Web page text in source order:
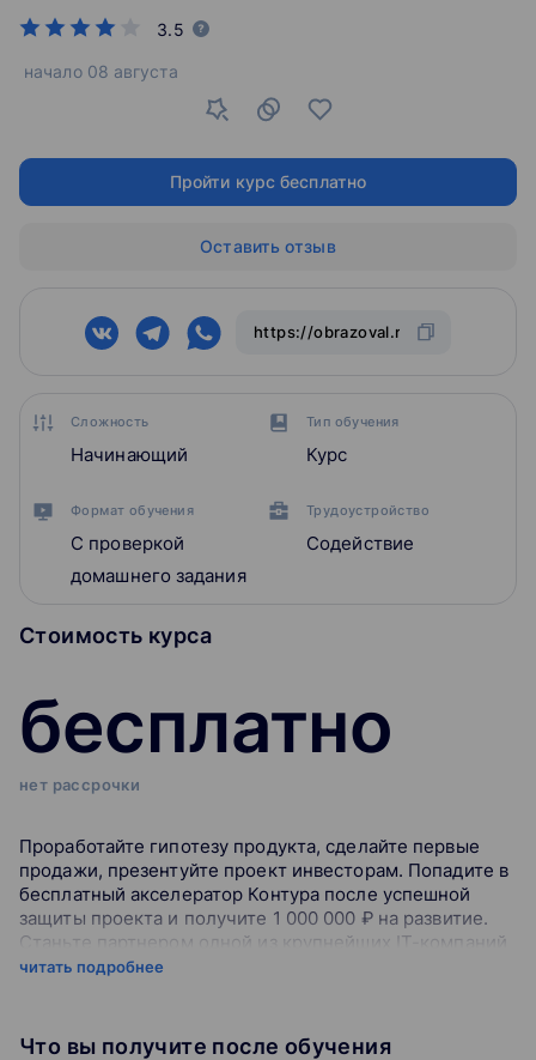
Сложность
Начинающий
Тип обучения
Курс
Формат обучения
С проверкой
домашнего задания
Трудоустройство
Содействие
Стоимость курса
бесплатно
нет рассрочки
Проработайте гипотезу продукта, сделайте первые
продажи, презентуйте проект инвесторам. Попадите в
бесплатный акселератор Контура после успешной
защиты проекта и получите 1 000 000 ₽ на развитие.
Станьте партнером одной из крупнейших IT-компаний
России!
читать подробнее
Что вы получите после обучения
3.5
начало 08 августа
Пройти курс бесплатно
Оставить отзыв